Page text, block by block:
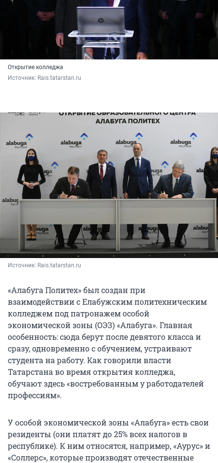
Открытие колледжа
Источник: Rais.tatarstan.ru
Источник: Rais.tatarstan.ru
«Алабуга Политех» был создан при
взаимодействии с Елабужским политехническим
колледжем под патронажем особой
экономической зоны (ОЭЗ) «Алабуга». Главная
особенность: сюда берут после девятого класса и
сразу, одновременно с обучением, устраивают
студента на работу. Как говорили власти
Татарстана во время открытия колледжа,
обучают здесь «востребованным у работодателей
профессиям».
У особой экономической зоны «Алабуга» есть свои
резиденты (они платят до 25% всех налогов в
республике). К ним относятся, например, «Аурус» и
«Соллерс», которые производят отечественные